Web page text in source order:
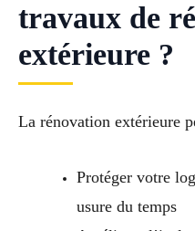
travaux de
extérieure ?
La rénovation extérieure
Protéger votre
usure du temps